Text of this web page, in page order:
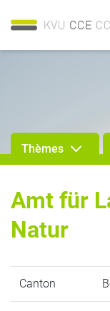
Thèmes
Amt für
Natur
Canton